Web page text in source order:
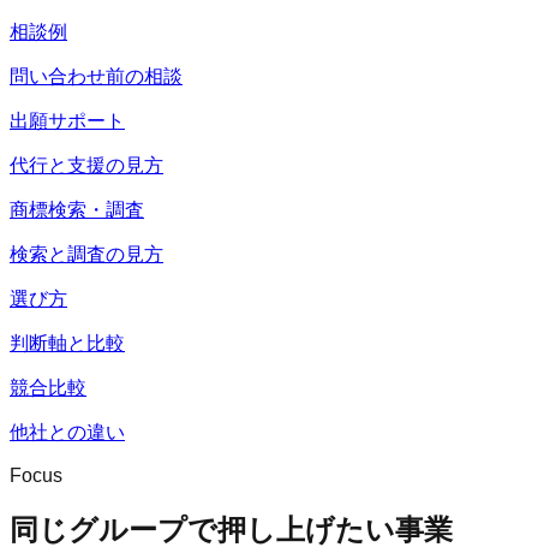
相談例
問い合わせ前の相談
出願サポート
代行と支援の見方
商標検索・調査
検索と調査の見方
選び方
判断軸と比較
競合比較
他社との違い
Focus
同じグループで押し上げたい事業